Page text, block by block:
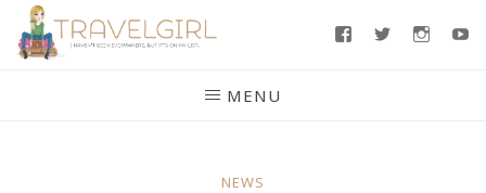
Skip
FacebookTwitter
MENU
NEWS